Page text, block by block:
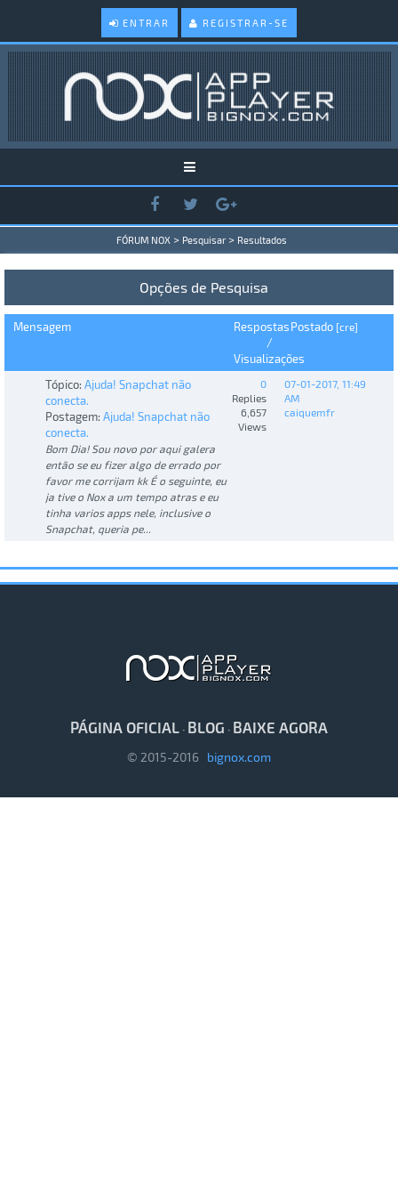
ENTRAR REGISTRAR-SE
FÓRUM NOX > Pesquisar > Resultados
Opções de Pesquisa
Mensagem
Respostas
/
Visualizações
Postado [cre]
Tópico: Ajuda! Snapchat não
conecta.
Postagem: Ajuda! Snapchat não
conecta.
Bom Dia! Sou novo por aqui galera
então se eu fizer algo de errado por
favor me corrijam kk É o seguinte, eu
ja tive o Nox a um tempo atras e eu
tinha varios apps nele, inclusive o
Snapchat, queria pe...
0
Replies
6,657
Views
07-01-2017, 11:49
AM
caiquemfr
PÁGINA OFICIAL · BLOG · BAIXE AGORA
© 2015-2016 bignox.com